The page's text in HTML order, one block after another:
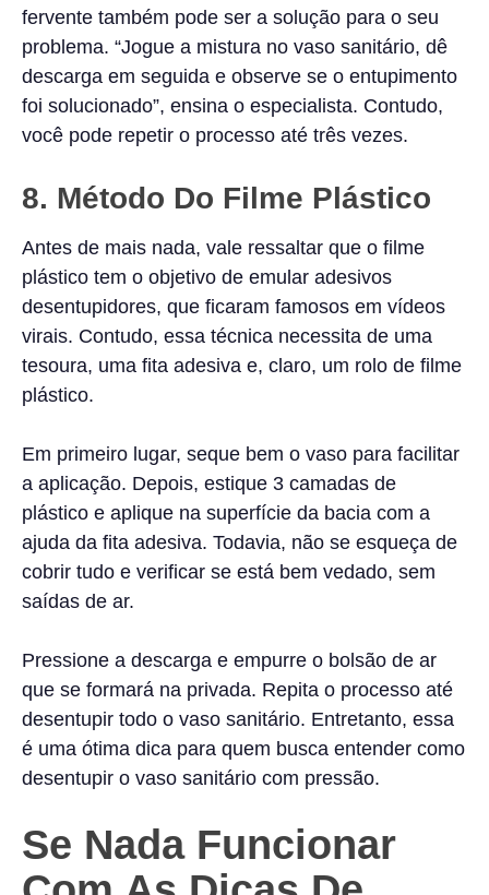
fervente também pode ser a solução para o seu
problema. “Jogue a mistura no vaso sanitário, dê
descarga em seguida e observe se o entupimento
foi solucionado”, ensina o especialista. Contudo,
você pode repetir o processo até três vezes.
8. Método Do Filme Plástico
Antes de mais nada, vale ressaltar que o filme
plástico tem o objetivo de emular adesivos
desentupidores, que ficaram famosos em vídeos
virais. Contudo, essa técnica necessita de uma
tesoura, uma fita adesiva e, claro, um rolo de filme
plástico.
Em primeiro lugar, seque bem o vaso para facilitar
a aplicação. Depois, estique 3 camadas de
plástico e aplique na superfície da bacia com a
ajuda da fita adesiva. Todavia, não se esqueça de
cobrir tudo e verificar se está bem vedado, sem
saídas de ar.
Pressione a descarga e empurre o bolsão de ar
que se formará na privada. Repita o processo até
desentupir todo o vaso sanitário. Entretanto, essa
é uma ótima dica para quem busca entender como
desentupir o vaso sanitário com pressão.
Se Nada Funcionar